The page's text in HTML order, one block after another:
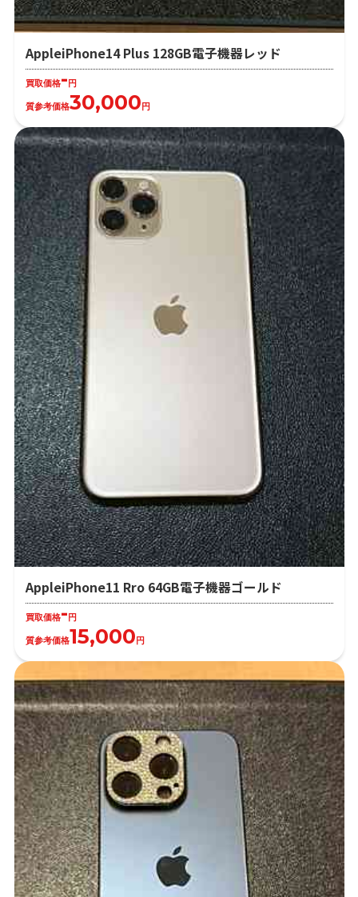
AppleiPhone14 Plus 128GB電子機器レッド
買取価格-円
質参考価格30,000円
AppleiPhone11 Rro 64GB電子機器ゴールド
買取価格- 円
質参考価格15,000 円